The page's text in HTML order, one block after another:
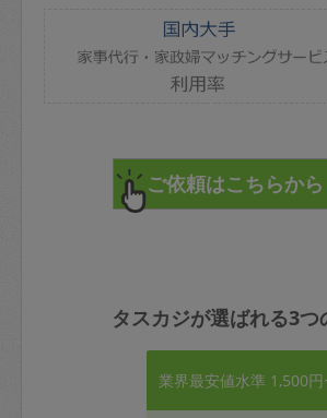
タスカジが選ばれる3つ
業界最安値水準 1,500円